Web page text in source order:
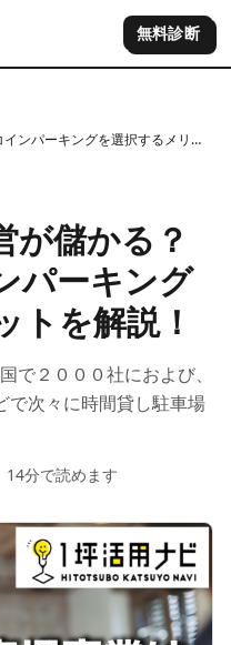
無料診断
駐車場は自社経営が儲かる？新規事業でコインパーキングを選択するメリットを解説！
が儲かる？
パーキング
トを解説！
で２０００社におよび、
で次々に時間貸し駐車場
14分で読めます